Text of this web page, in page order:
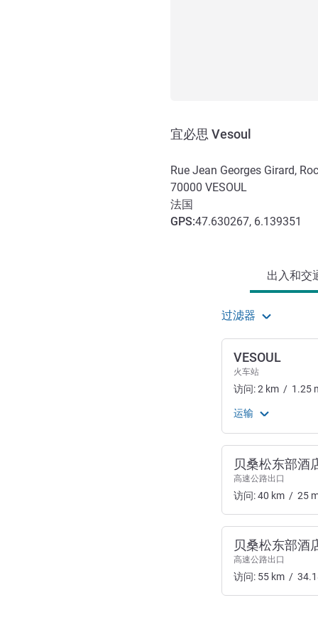
宜必思 Vesoul
Rue Jean Georges Girard,
70000 VESOUL
法国
GPS:47.630267, 6.139351
出入和交
过滤器
VESOUL
火车站
访问:2 km / 1.25
运输
贝桑松东部酒
高速公路出口
访问:40 km / 25
贝桑松东部酒
高速公路出口
访问: 55 km /